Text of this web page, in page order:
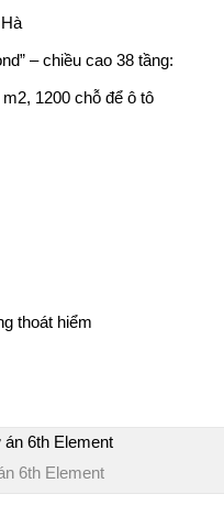
– chiều cao 38 tầng:
1200 chỗ để ô tô
thoát hiểm
6th Element